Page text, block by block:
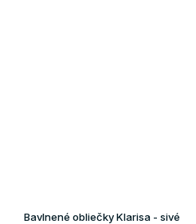
Bavlnené obliečky Klarisa - sivé